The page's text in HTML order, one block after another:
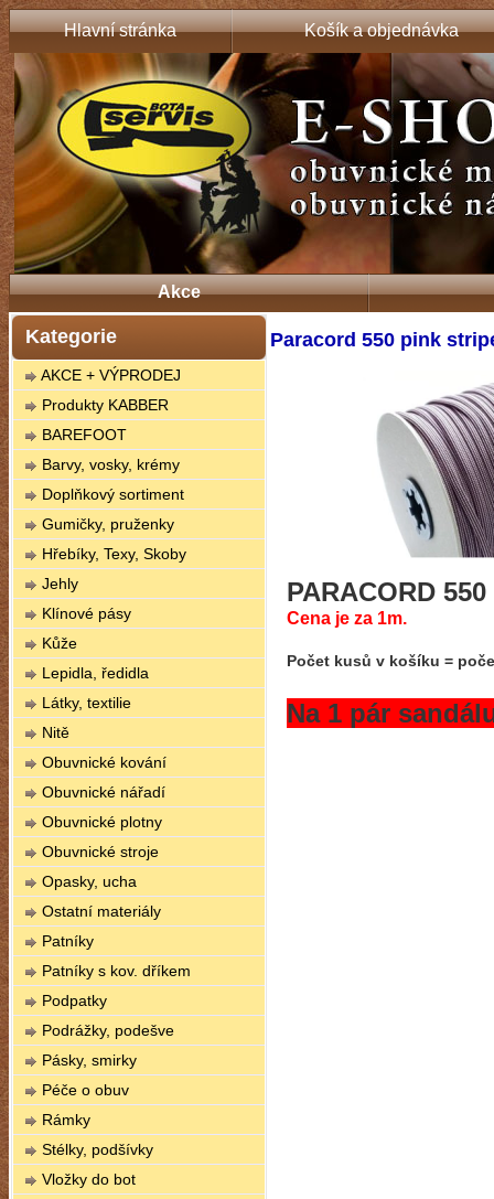
Hlavní stránka Košík a objednávka
Akce
Kategorie
AKCE + VÝPRODEJ
Produkty KABBER
BAREFOOT
Barvy, vosky, krémy
Doplňkový sortiment
Gumičky, pruženky
Hřebíky, Texy, Skoby
Jehly
Klínové pásy
Kůže
Lepidla, ředidla
Látky, textilie
Nitě
Obuvnické kování
Obuvnické nářadí
Obuvnické plotny
Obuvnické stroje
Opasky, ucha
Ostatní materiály
Patníky
Patníky s kov. dříkem
Podpatky
Podrážky, podešve
Pásky, smirky
Péče o obuv
Rámky
Stélky, podšívky
Vložky do bot
Paracord 550 pink
PARACORD
Cena je za 1m.
Počet kusů v košíku =
Na 1 pár